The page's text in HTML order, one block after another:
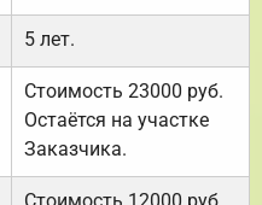
5 лет.
Стоимость 23000 руб.
Остаётся на участке
Заказчика.
Стоимость 12000 руб.